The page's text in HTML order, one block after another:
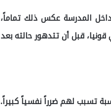
المدرسة عكس ذلك تماماً،
قبل أن تتدهور حالته بعد
تسبب لهم ضرراً نفسياً كبيراً.